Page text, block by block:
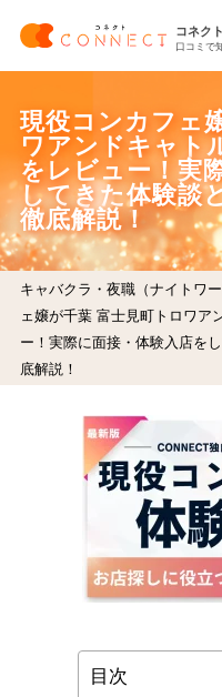
コネク
口コミで
現役コンカフェ
ワアンドキャト
をレビュー！実
してきた体験談
徹底解説！
キャバクラ・夜職（ナイトワ
ェ嬢が千葉 富士見町トロワア
ー！実際に面接・体験入店を
底解説！
目次